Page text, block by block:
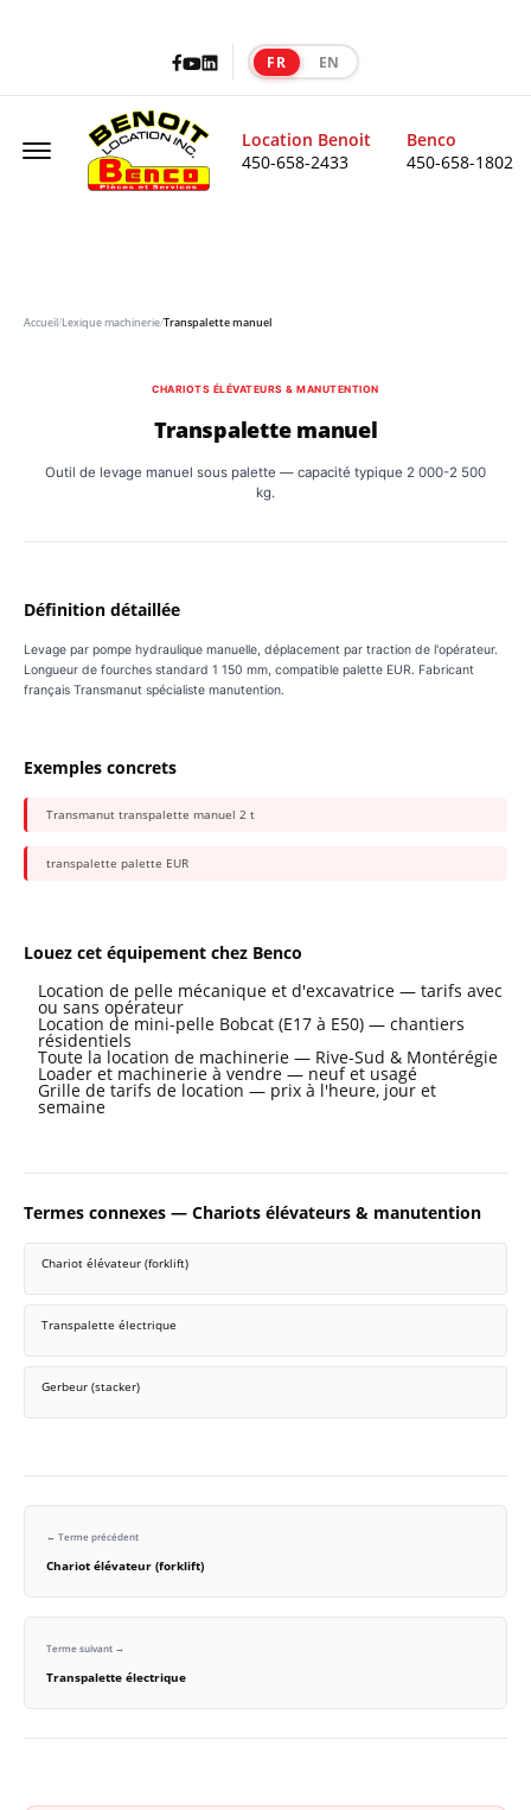
Facebook
Youtube
LinkedIn
FR | EN
Offcanvas Menu Open
Location Benoit
450-658-2433
Benco
450-658-1802
Accueil/Lexique machinerie/Transpalette manuel
CHARIOTS ÉLÉVATEURS & MANUTENTION
Transpalette manuel
Outil de levage manuel sous palette — capacité typique 2 000-2 500
kg.
Définition détaillée
Levage par pompe hydraulique manuelle, déplacement par traction de l'opérateur.
Longueur de fourches standard 1 150 mm, compatible palette EUR. Fabricant
français Transmanut spécialiste manutention.
Exemples concrets
Transmanut transpalette manuel 2 t
transpalette palette EUR
Louez cet équipement chez Benco
Location de pelle mécanique et d'excavatrice — tarifs avec
ou sans opérateur
Location de mini-pelle Bobcat (E17 à E50) — chantiers
résidentiels
Toute la location de machinerie — Rive-Sud & Montérégie
Loader et machinerie à vendre — neuf et usagé
Grille de tarifs de location — prix à l'heure, jour et
semaine
Termes connexes — Chariots élévateurs & manutention
Chariot élévateur (forklift)
Transpalette électrique
Gerbeur (stacker)
← Terme précédent
Chariot élévateur (forklift)
Terme suivant →
Transpalette électrique